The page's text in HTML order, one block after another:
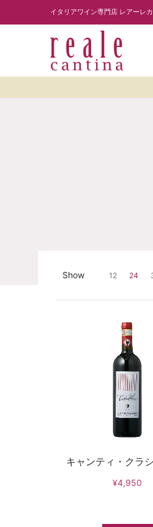
Skip to Main Content商品を探す
イタリアワイン専門店 レアーレ
Skip to Main Content
Show 12 24
キャンティ・クラ
¥4,950